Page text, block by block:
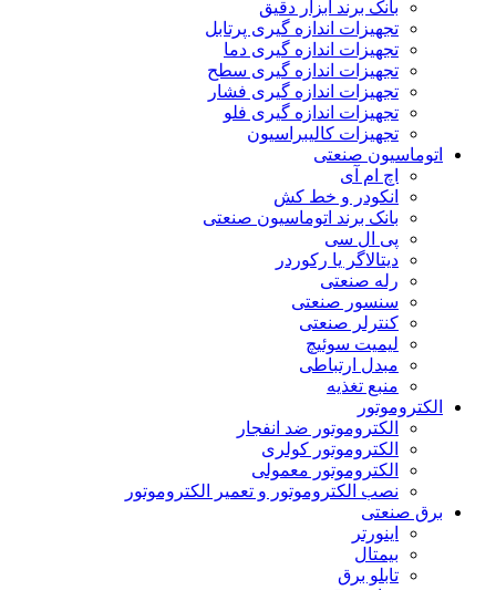
بانک برند ابزار دقیق
تجهیزات اندازه گیری پرتابل
تجهیزات اندازه گیری دما
تجهیزات اندازه گیری سطح
تجهیزات اندازه گیری فشار
تجهیزات اندازه گیری فلو
تجهیزات کالیبراسیون
اتوماسیون صنعتی
اچ ام آی
انکودر و خط کش
بانک برند اتوماسیون صنعتی
پی ال سی
دیتالاگر یا رکوردر
رله صنعتی
سنسور صنعتی
کنترلر صنعتی
لیمیت سوئیچ
مبدل ارتباطی
منبع تغذیه
الکتروموتور
الکتروموتور ضد انفجار
الکتروموتور کولری
الکتروموتور معمولی
نصب الکتروموتور و تعمیر الکتروموتور
برق صنعتی
اینورتر
بیمتال
تابلو برق